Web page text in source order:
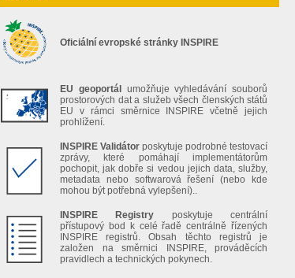
Oficiální evropské stránky INSPIRE
EU geoportál
umožňuje vyhledávání souborů
prostorových dat a služeb všech členských států
EU v rámci směrnice INSPIRE včetně jejich
prohlížení.
INSPIRE Validátor poskytuje podrobné testovací
zprávy, které pomáhají implementátorům
pochopit, jak dobře si vedou jejich data, služby,
metadata nebo softwarová řešení (nebo kde
mohou být potřebná vylepšení)..
INSPIRE Registry poskytuje centrální
přístupový bod k celé řadě centrálně řízených
INSPIRE registrů. Obsah těchto registrů je
založen na směrnici INSPIRE, prováděcích
pravidlech a technických pokynech.